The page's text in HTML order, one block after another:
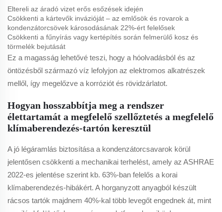
Eltereli az áradó vizet erős esőzések idején
Csökkenti a kártevők invázióját – az emlősök és rovarok a
kondenzátorcsövek károsodásának 22%-ért felelősek
Csökkenti a fűnyírás vagy kertépítés során felmerülő kosz és
törmelék bejutását
Ez a magasság lehetővé teszi, hogy a hóolvadásból és az
öntözésből származó víz lefolyjon az elektromos alkatrészek
mellől, így megelőzve a korróziót és rövidzárlatot.
Hogyan hosszabbítja meg a rendszer
élettartamát a megfelelő szellőztetés a megfelelő
klímaberendezés-tartón keresztül
A jó légáramlás biztosítása a kondenzátorcsavarok körül
jelentősen csökkenti a mechanikai terhelést, amely az ASHRAE
2022-es jelentése szerint kb. 63%-ban felelős a korai
klímaberendezés-hibákért. A horganyzott anyagból készült
rácsos tartók majdnem 40%-kal több levegőt engednek át, mint